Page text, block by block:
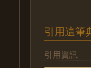
引用這筆
引用資訊